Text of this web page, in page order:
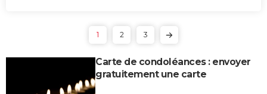
1 2 3
Carte de condoléances : envoyer
gratuitement une carte